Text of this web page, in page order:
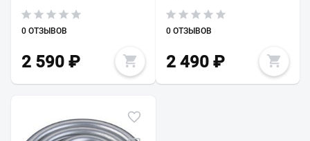
0 ОТЗЫВОВ
2 590 ₽
0 ОТЗЫВОВ
2 490₽